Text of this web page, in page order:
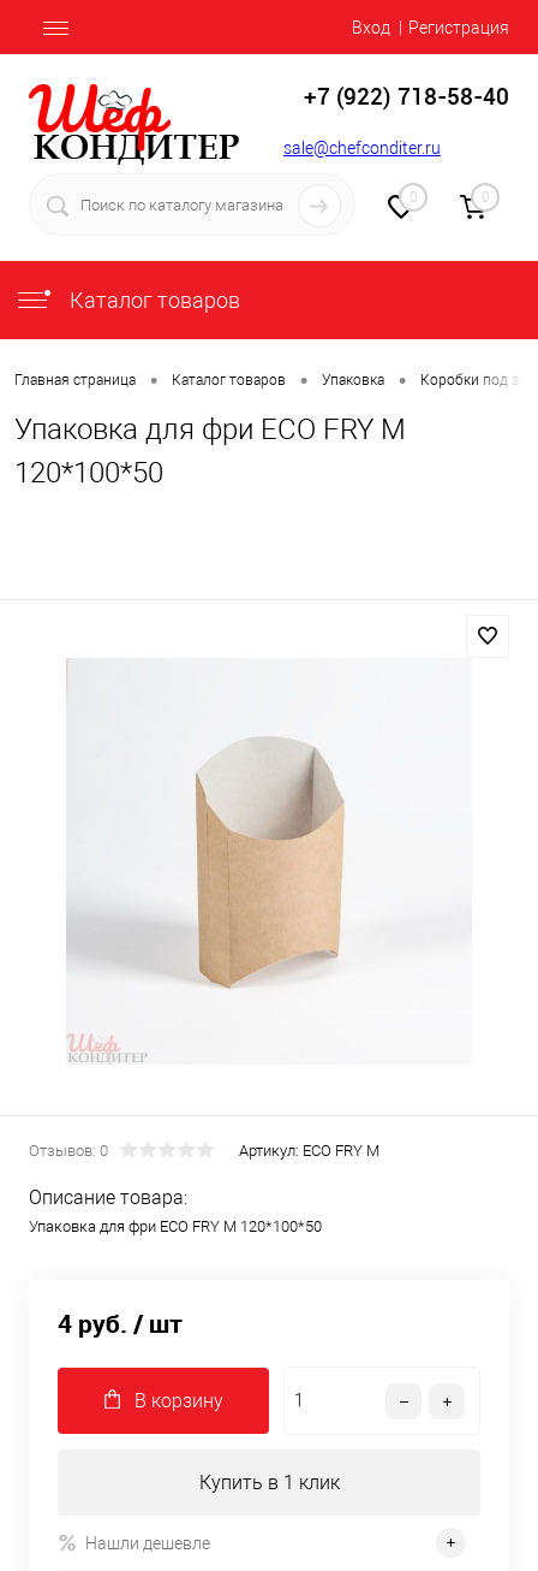
Вход Регистрация
+7 (922) 718-58-40
sale@chefconditer.ru
0 0
Каталог товаров
Главная страница • Каталог товаров • Упаковка • Коробки под
Упаковка для фри ECO FRY M
120*100*50
Отзывов: 0 Артикул: ECO FRY M
Описание товара:
Упаковка для фри ECO FRY M 120*100*50
4 руб. / шт
В корзину
Купить в 1 клик
Нашли дешевле